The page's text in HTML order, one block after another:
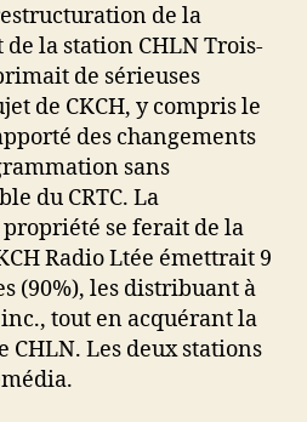
de la
la station CHLN Trois-
de sérieuses
de CKCH, y compris le
des changements
sans
du CRTC. La
se ferait de la
Radio Ltée émettrait 9
(90%), les distribuant à
tout en acquérant la
CHLN. Les deux stations